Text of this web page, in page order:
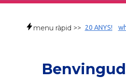
menu ràpid >> 20 ANYS!